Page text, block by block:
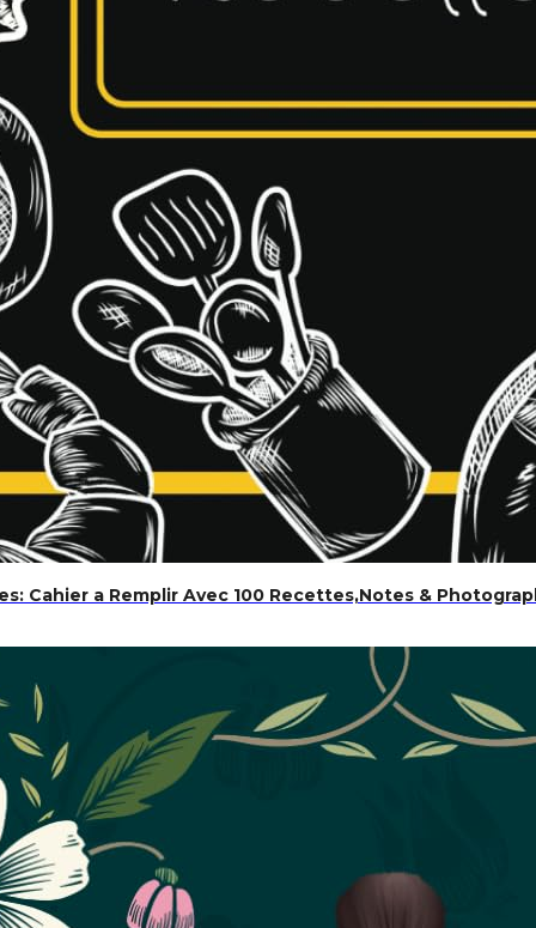
Cahier a Remplir Avec 100 Recettes,Notes &